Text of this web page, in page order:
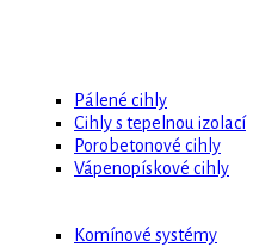
Pálené cihly
Cihly s tepelnou izolací
Porobetonové cihly
Vápenopískové cihly
Komínové systémy